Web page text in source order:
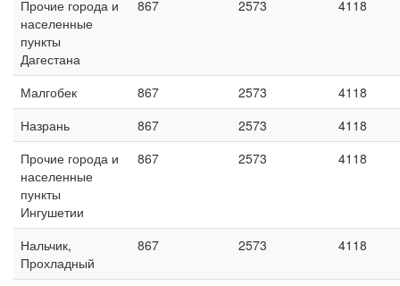
Прочие города и
населенные
пункты
Дагестана
867 2573 4118
Малгобек 867 2573
4118
Назрань
867 2573
4118
Прочие города и
населенные
пункты
Ингушетии
867 2573 4118
Нальчик,
Прохладный
867 2573 4118